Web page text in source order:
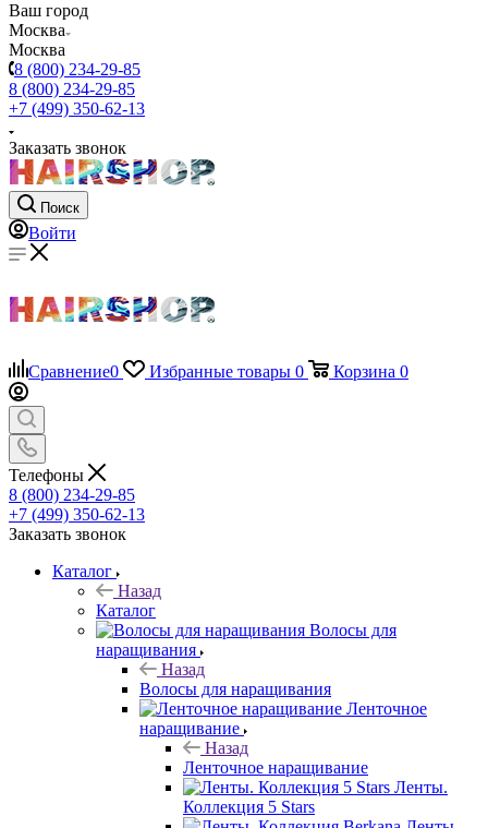
Ваш город
Москва
Москва
8 (800) 234-29-85
8 (800) 234-29-85
+7 (499) 350-62-13
Заказать звонок
Поиск
Войти
Сравнение0 Избранные товары 0 Корзина 0
Телефоны
8 (800) 234-29-85
+7 (499) 350-62-13
Заказать звонок
Каталог
Назад
Каталог
Волосы для
наращивания
Назад
Волосы для наращивания
Ленточное
наращивание
Назад
Ленточное наращивание
Ленты.
Коллекция 5 Stars